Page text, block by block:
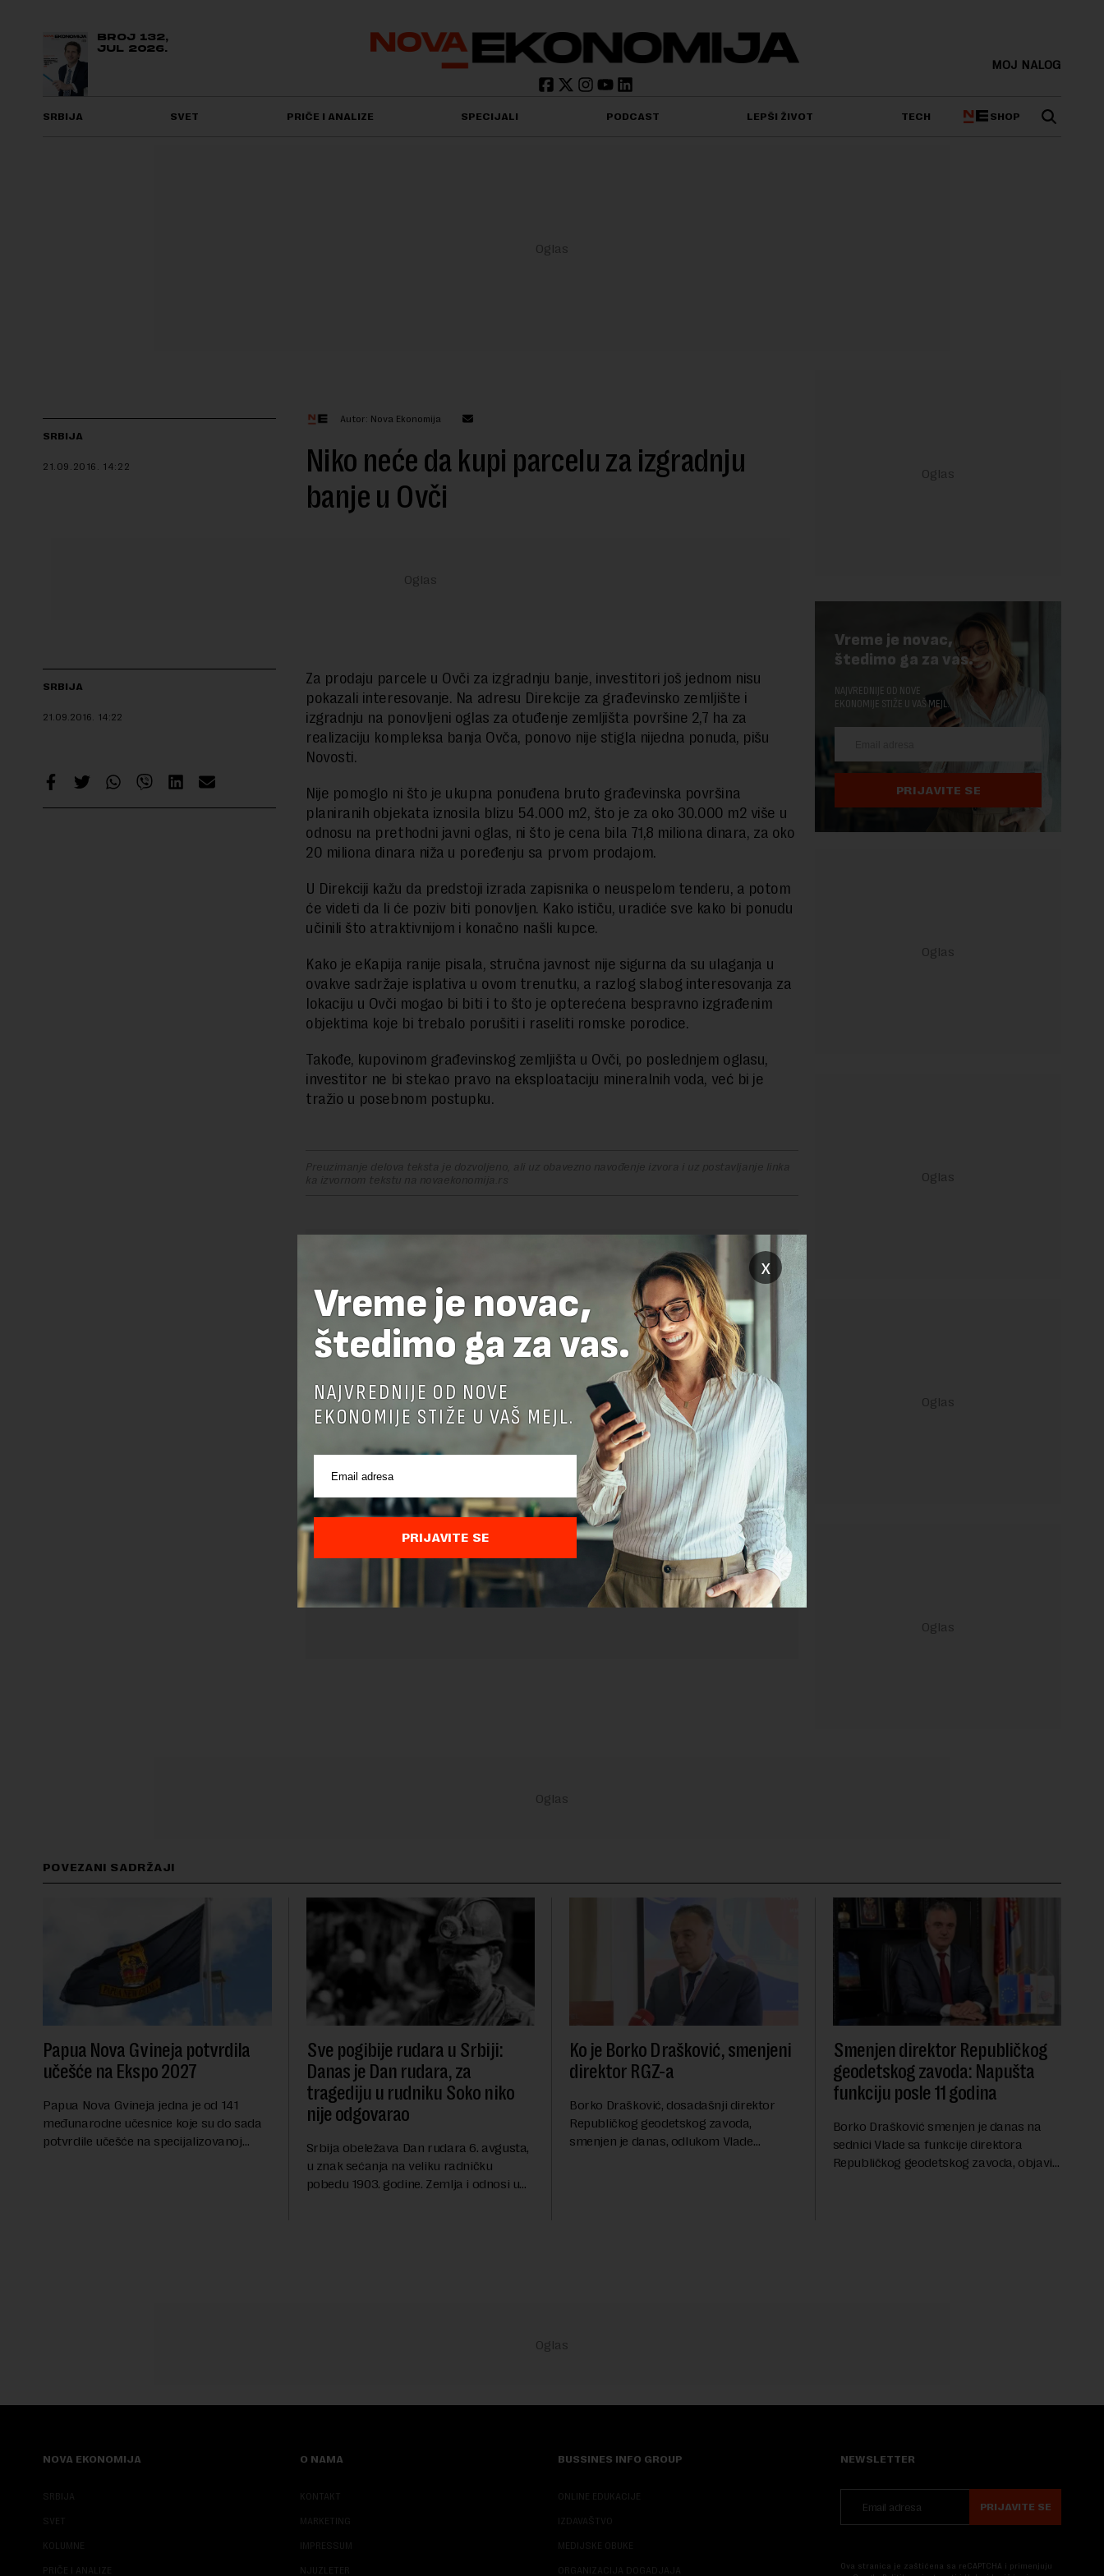
BROJ 132,
JUL 2026.
MOJ NALOG
SRBIJA SVET PRIČE I ANALIZE SPECIJALI PODCAST LEPŠI ŽIVOT TECH SHOP
SRBIJA
21.09.2016. 14:22
Autor: Nova Ekonomija
Niko neće da kupi parcelu za izgradnju
banje u Ovči
SRBIJA
21.09.2016. 14:22
Za prodaju parcele u Ovči za izgradnju banje, investitori još jednom nisu
pokazali interesovanje. Na adresu Direkcije za građevinsko zemljište i
izgradnju na ponovljeni oglas za otuđenje zemljišta površine 2,7 ha za
realizaciju kompleksa banja Ovča, ponovo nije stigla nijedna ponuda, pišu
Novosti.
Nije pomoglo ni što je ukupna ponuđena bruto građevinska površina
planiranih objekata iznosila blizu 54.000 m2, što je za oko 30.000 m2 više u
odnosu na prethodni javni oglas, ni što je cena bila 71,8 miliona dinara, za oko
20 miliona dinara niža u poređenju sa prvom prodajom.
U Direkciji kažu da predstoji izrada zapisnika o neuspelom tenderu, a potom
će videti da li će poziv biti ponovljen. Kako ističu, uradiće sve kako bi ponudu
učinili što atraktivnijom i konačno našli kupce.
Kako je eKapija ranije pisala, stručna javnost nije sigurna da su ulaganja u
ovakve sadržaje isplativa u ovom trenutku, a razlog slabog interesovanja za
lokaciju u Ovči mogao bi biti i to što je opterećena bespravno izgrađenim
objektima koje bi trebalo porušiti i raseliti romske porodice.
Takođe, kupovinom građevinskog zemljišta u Ovči, po poslednjem oglasu,
investitor ne bi stekao pravo na eksploataciju mineralnih voda, već bi je
tražio u posebnom postupku.
Preuzimanje delova teksta je dozvoljeno, ali uz obavezno navođenje izvora i uz postavljanje linka
ka izvornom tekstu na novaekonomija.rs
Pre slanja komentara, molimo vas da se upoznate sapravilima komentarisanja i pravilima
korišćenja sajta.
Sajt je zaštićen pomocu reCaptcha i Google. Google Politika PrivatnostiiGoogle Uslovi
Korišćenjasu primenjeni.
Vreme je novac,
štedimo ga za vas.
NAJVREDNIJE OD NOVE
EKONOMIJE STIŽE U VAŠ MEJL.
PRIJAVITE SE
POVEZANI SADRŽAJI
Papua Nova Gvineja potvrdila
učešće na Ekspo 2027
Papua Nova Gvineja jedna je od 141
međunarodne učesnice koje su do sada
potvrdile učešće na specijalizovanoj
Sve pogibije rudara u Srbiji:
Danas je Dan rudara, za
tragediju u rudniku Soko niko
nije odgovarao
Srbija obeležava Dan rudara 6. avgusta,
u znak sećanja na veliku radničku
pobedu 1903. godine. Zemlja i odnosi u
Ko je Borko Drašković, smenjeni
direktor RGZ-a
Borko Drašković, dosadašnji direktor
Republičkog geodetskog zavoda,
smenjen je danas, odlukom Vlade
Smenjen direktor Republičkog
geodetskog zavoda: Napušta
funkciju posle 11 godina
Borko Drašković smenjen je danas na
sednici Vlade sa funkcije direktora
Republičkog geodetskog zavoda, objavio
NOVA EKONOMIJA
SRBIJA
SVET
KOLUMNE
PRIČE I ANALIZE
O NAMA
KONTAKT
MARKETING
IMPRESSUM
NJUZLETER
BUSSINES INFO GROUP
ONLINE EDUKACIJE
IZDAVAŠTVO
MEDIJSKE OBUKE
ORGANIZACIJA DOGADJAJA
NEWSLETTER
PRIJAVITE SE
Ova stranica je zaštićena sa reCAPTCHA i primenjuju
x
Vreme je novac,
štedimo ga za vas.
NAJVREDNIJE OD NOVE
EKONOMIJE STIŽE U VAŠ MEJL.
PRIJAVITE SE